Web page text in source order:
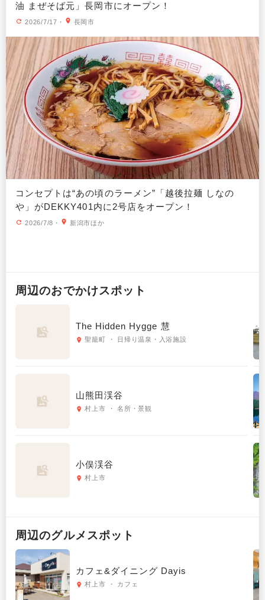
油 まぜそば元」長岡市にオープン！
2026/7/17 ・ 長岡市
コンセプトは“あの頃のラーメン”「越後拉麺 しなの
や」がDEKKY401内に2号店をオープン！
2026/7/8 ・ 新潟市ほか
周辺のおでかけスポット
The Hidden Hygge 慧
聖籠町 ・ 日帰り温泉・入浴施設
山熊田渓谷
村上市 ・ 名所・景観
小俣渓谷
村上市
周辺のグルメ スポット
カフェ&ダイニング Dayis
村上市 ・ カフェ